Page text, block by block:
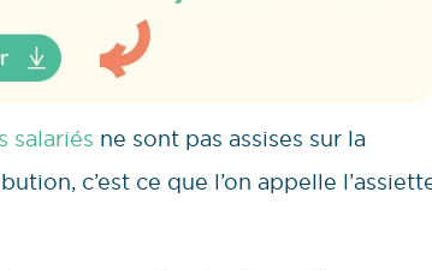
salariés ne sont pas assises sur la
c’est ce que l’on appelle